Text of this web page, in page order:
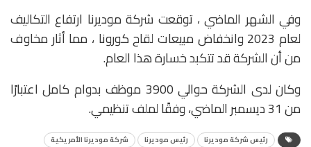
وفي الشهر الماضي ، توقعت شركة موديرنا ارتفاع التكاليف
لعام 2023 وانخفاض مبيعات لقاح كورونا ، مما أثار مخاوف
من أن الشركة قد تتكبد خسارة هذا العام.
وكان لدى الشركة حوالي 3900 موظف بدوام كامل اعتبارًا
من 31 ديسمبر الماضي، وفقًا لملف تنظيمي.
رئيس شركة موديرنا رئيس موديرنا
شركة موديرنا الأمريكية